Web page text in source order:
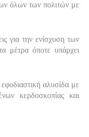
όλων των πολιτών με
για την ενίσχυση των
μέτρα όποτε υπάρχει
αλυσίδα με
κερδοσκοπίας και